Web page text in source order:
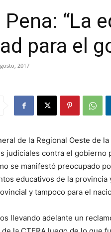
“La
para el
2017
de la Regional Oeste de
judiciales contra el
se manifestó preocupado
educativos de la
y tampoco para el
llevando adelante un